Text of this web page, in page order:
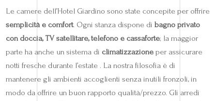
Le camere dell’Hotel Giardino sono state concepite per offrire
semplicità e comfort. Ogni stanza dispone di bagno privato
con doccia, TV satellitare, telefono e cassaforte; la maggior
parte ha anche un sistema di climatizzazione per assicurare
notti fresche durante l’estate . La nostra filosofia è di
mantenere gli ambienti accoglienti senza inutili fronzoli, in
modo da offrire un buon rapporto qualità/prezzo. Gli arredi